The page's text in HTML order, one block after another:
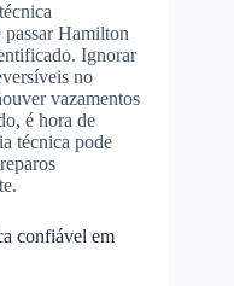
passar Hamilton
Ignorar
no
vazamentos
é hora de
técnica pode
confiável em